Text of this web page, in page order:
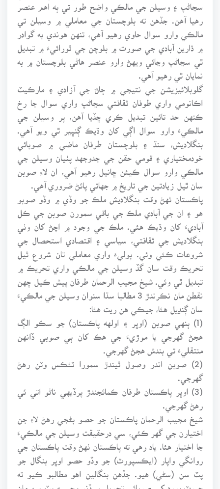
سڃاڻپ ۽ وسيلن جي مالڪي واضح طور تي ٻه اهم عنصر
رهيا آهن. جڏهن ته بلوچستان جي معاملي ۾ وسيلن تي
مالڪي وارو سوال حاوي رهيو آهي، تنهن هوندي به گوادر
۾ ڌارين آبادي جي صورت ۾ بلوچن جي ٿورائيءَ ۾ تبديل
ٿي سڃاڻپ وڃائي ويهڻ وارو عنصر هاڻي بلوچستان ۾ به
نمايان ٿي رهيو آهي.
گلوبلائيزيشن جي نتيجي ۾ ڄاڻ جي آزادي ۽ مارڪيٽ
اڪانومي واري طوفان ثقافتي سڃاڻپ واري سوال جا رخ
ڪنهن حد تائين تبديل ڪري ڇڏيا آهن، پر وسيلن جي
مالڪيءَ وارو سوال اڳي کان وڌيڪ ڳنڀير ٿي ويو آهي.
بنگلاديش، سنڌ ۽ بلوچستان طرفان ماضي ۾ صوبائي
خودمختياري ۽ قومي حقن جي جدوجهد پٺيان وسيلن جي
مالڪي وارو سوال ڪيئن ڇانيل رهيو آهي، ان لاءِ صوبن
سان ٿيل زيادتين جي تاريخ ۾ جهاتي پائڻ ضروري آهي.
پاڪستان ٺهڻ وقت بنگلاديش ملڪ جو وڏي ۾ وڏو صوبو
هو ۽ ان جي آبادي ملڪ جي باقي سمورن صوبن جي ڪل
آباديءَ کان وڌيڪ هئي. ملڪ جي وجود ۾ اچڻ کان وٺي
بنگلاديش جي ثقافتي، سياسي ۽ اقتصادي استحصال جي
شروعات ڪئي وئي. ٻوليءَ واري معاملي تان شروع ٿيل
تحريڪ وقت سان گڏ وسيلن جي مالڪي واري تحريڪ ۾
تبديل ٿي وئي. شيخ مجيب الرحمان طرفان پيش ڪيل ڇهن
نقطن مان نڪرندڙ 3 مطالبا سڌا سنوان وسيلن جي مالڪيءَ
سان ڳنڍيل هئا، جيڪي هن ريت هئا:
(1) ٻنهي صوبن (اوڀر ۽ اولهه پاڪستان) جو سڪو الڳ
هجڻ گهرجي يا موڙيءَ جي هڪ کان ٻي صوبي ڏانهن
منتقليءَ تي بندش هجڻ گهرجي.
(2) صوبن اندر وصول ٿيندڙ سمورا ٽئڪس وٽن رهڻ
گهرجي.
(3) اوڀر پاڪستان طرفان ڪمائجندڙ پرڏيهي ناڻو اتي ئي
رهڻ گهرجي.
شيخ مجيب الرحمان پاڪستان جو حصو بڻجي رهڻ لاءِ جن
اختيارن جي گهر ڪئي، سي درحقيقت وسيلن جي مالڪيءَ
جا اختيار هئا. ياد رهي ته پاڪستان ٺهڻ وقت پاڪستان جي
روانگي واپار (ايڪسپورٽ) جو وڏو حصو اوڀر بنگال جو
پٽ سن (سڻي) هيو. جڏهن بنگالين اهو مطالبو ڪيو ته
جيوٽ بورڊ کي صوبائي تحويل ۾ ڏنو وڃي ۽ پٽ سن مان